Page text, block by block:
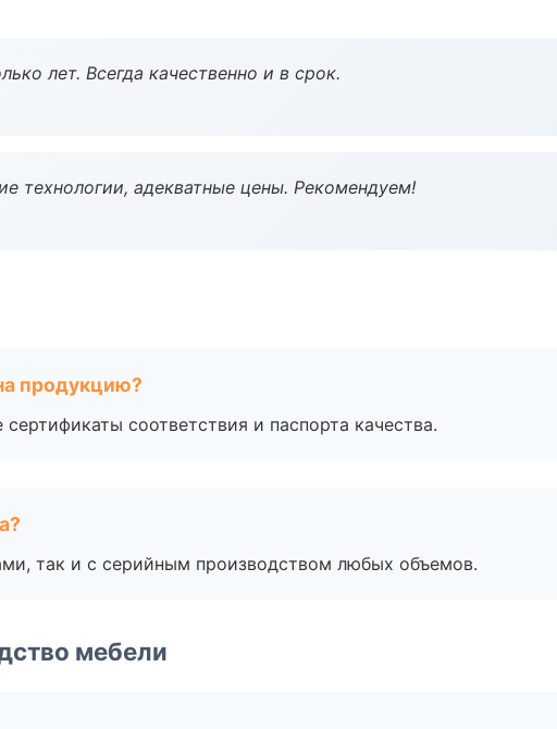
лет. Всегда качественно и в срок.
технологии, адекватные цены. Рекомендуем!
продукцию?
соответствия и паспорта качества.
так и с серийным производством любых объемов.
мебели